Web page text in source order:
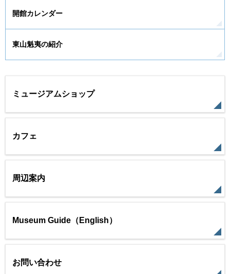
開館カレンダー
東山魁夷の紹介
ミュージアムショップ
カフェ
周辺案内
Museum Guide（English）
お問い合わせ